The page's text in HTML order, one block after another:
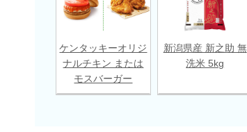
ケンタッキーオリジ
ナルチキン または
モスバーガー
新潟県産 新之助 無
洗米 5kg